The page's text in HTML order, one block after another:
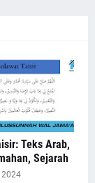
Teks Arab,
Sejarah
2024